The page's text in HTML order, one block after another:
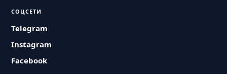
СОЦСЕТИ
Telegram
Instagram
Facebook